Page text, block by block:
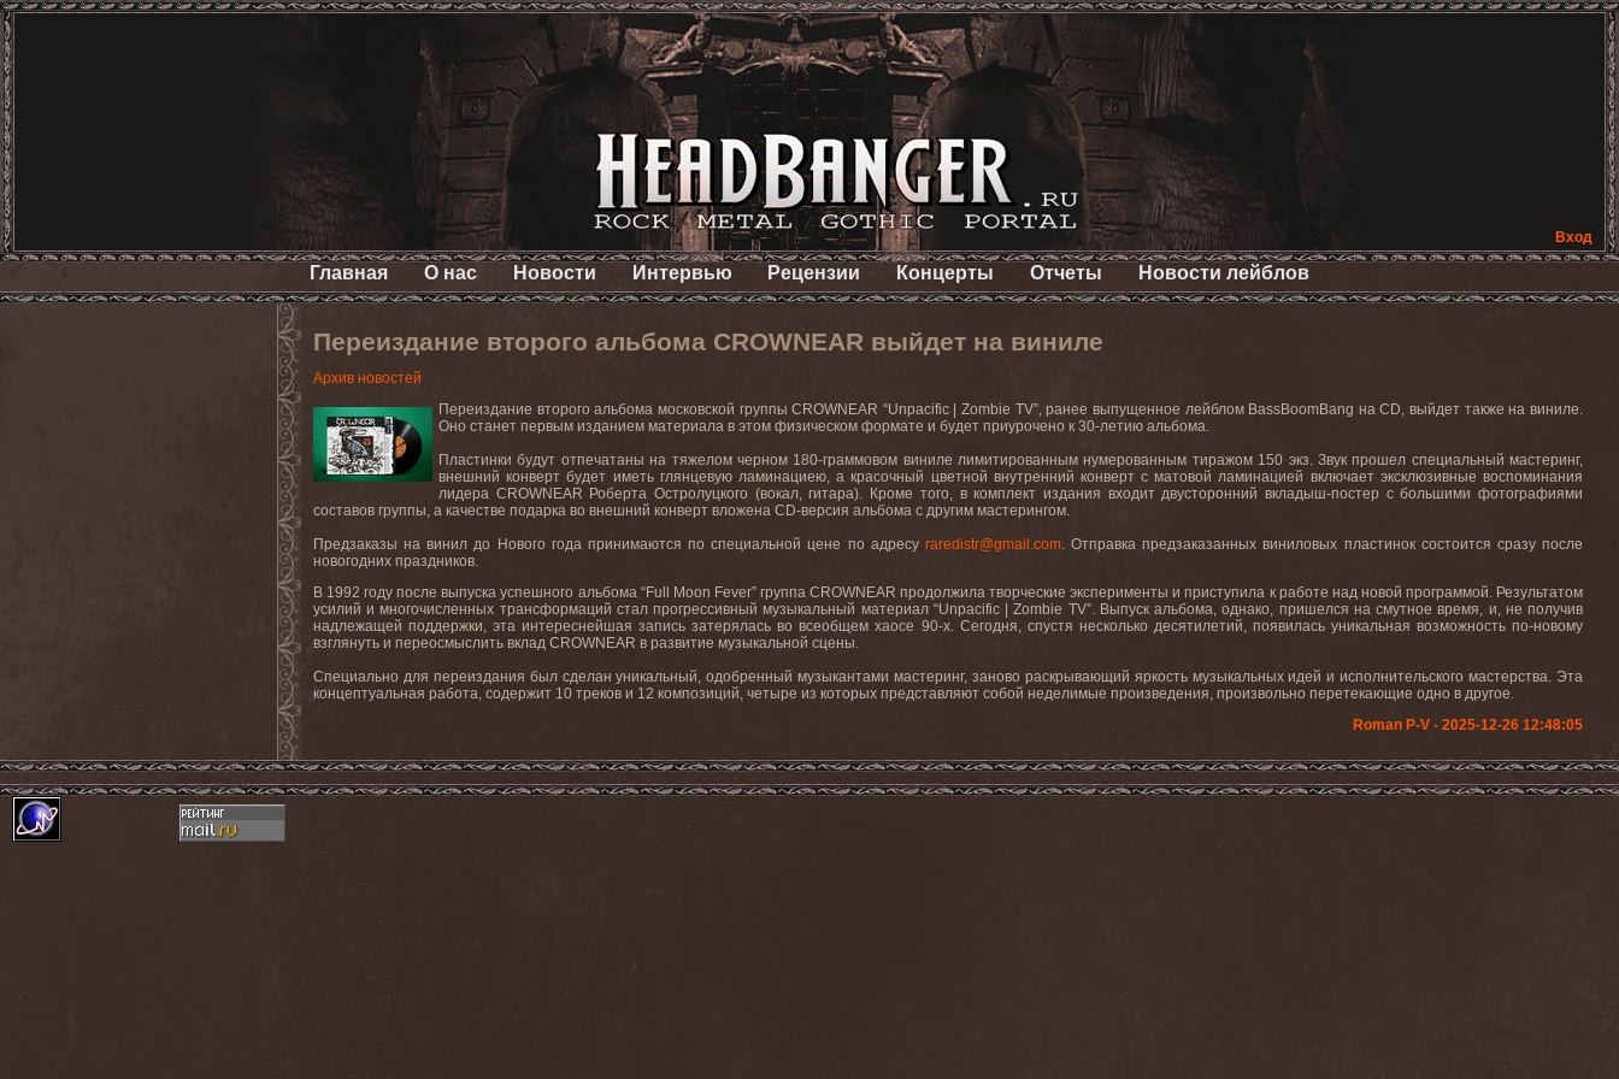
Вход
Главная О нас Новости Интервью Рецензии Концерты Отчеты Новости лейблов
Переиздание второго альбома CROWNEAR выйдет на виниле
Архив новостей
Переиздание второго альбома московской группы CROWNEAR “Unpacific | Zombie TV”, ранее выпущенное лейблом BassBoomBang на CD, выйдет также на виниле.
Оно станет первым изданием материала в этом физическом формате и будет приурочено к 30-летию альбома.
Пластинки будут отпечатаны на тяжелом черном 180-граммовом виниле лимитированным нумерованным тиражом 150 экз. Звук прошел специальный мастеринг,
внешний конверт будет иметь глянцевую ламинациею, а красочный цветной внутренний конверт с матовой ламинацией включает эксклюзивные воспоминания
лидера CROWNEAR Роберта Остролуцкого (вокал, гитара). Кроме того, в комплект издания входит двусторонний вкладыш-постер с большими фотографиями
составов группы, а качестве подарка во внешний конверт вложена CD-версия альбома с другим мастерингом.
Предзаказы на винил до Нового года принимаются по специальной цене по адресу raredistr@gmail.com. Отправка предзаказанных виниловых пластинок состоится сразу после
новогодних праздников.
В 1992 году после выпуска успешного альбома “Full Moon Fever” группа CROWNEAR продолжила творческие эксперименты и приступила к работе над новой программой. Результатом
усилий и многочисленных трансформаций стал прогрессивный музыкальный материал “Unpacific | Zombie TV”. Выпуск альбома, однако, пришелся на смутное время, и, не получив
надлежащей поддержки, эта интереснейшая запись затерялась во всеобщем хаосе 90-х. Сегодня, спустя несколько десятилетий, появилась уникальная возможность по-новому
взглянуть и переосмыслить вклад CROWNEAR в развитие музыкальной сцены.
Специально для переиздания был сделан уникальный, одобренный музыкантами мастеринг, заново раскрывающий яркость музыкальных идей и исполнительского мастерства. Эта
концептуальная работа, содержит 10 треков и 12 композиций, четыре из которых представляют собой неделимые произведения, произвольно перетекающие одно в другое.
Roman P-V - 2025-12-26 12:48:05